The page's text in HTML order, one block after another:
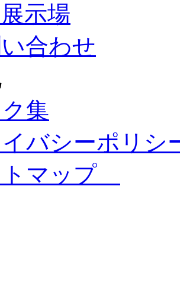
示場
合わせ
集
バシーポリシ
トマップ